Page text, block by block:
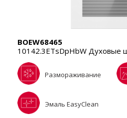
BOEW68465
10142.3ETsDpHbW Духовые
Размораживание
Эмаль EasyClean